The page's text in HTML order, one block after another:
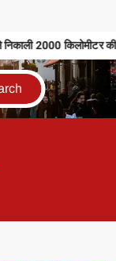
2000 किलोमीटर